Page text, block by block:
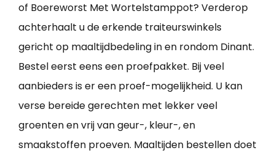
of Boereworst Met Wortelstamppot? Verderop
achterhaalt u de erkende traiteurswinkels
gericht op maaltijdbedeling in en rondom Dinant.
Bestel eerst eens een proefpakket. Bij veel
aanbieders is er een proef-mogelijkheid. U kan
verse bereide gerechten met lekker veel
groenten en vrij van geur-, kleur-, en
smaakstoffen proeven. Maaltijden bestellen doet